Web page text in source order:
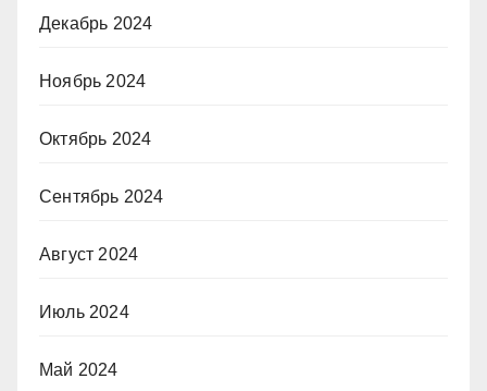
Декабрь 2024
Ноябрь 2024
Октябрь 2024
Сентябрь 2024
Август 2024
Июль 2024
Май 2024